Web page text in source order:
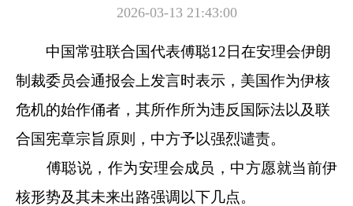
2026-03-13 21:43:00
中国常驻联合国代表傅聪12日在安理会伊朗
制裁委员会通报会上发言时表示，美国作为伊核
危机的始作俑者，其所作所为违反国际法以及联
合国宪章宗旨原则，中方予以强烈谴责。
傅聪说，作为安理会成员，中方愿就当前伊
核形势及其未来出路强调以下几点。